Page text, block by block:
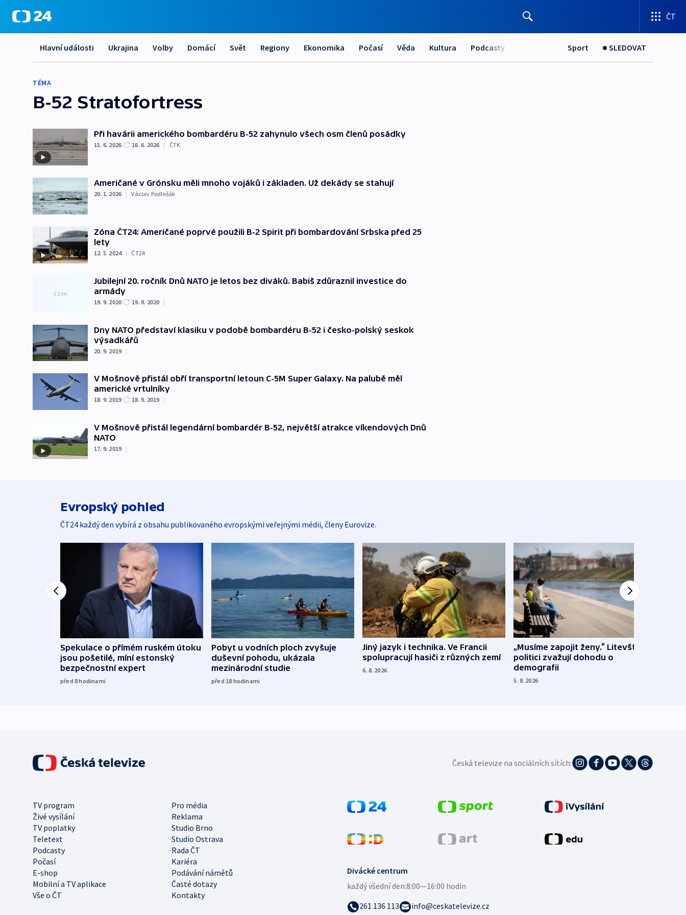
ČT
Hlavní události Ukrajina Volby Domácí Svět Regiony Ekonomika Počasí Věda Kultura Podcasty Sport SLEDOVAT
TÉMA
B-52 Stratofortress
Při havárii amerického bombardéru B-52 zahynulo všech osm členů posádky
15. 6. 2026 16. 6. 2026 | ČTK
Američané v Grónsku měli mnoho vojáků i základen. Už dekády se stahují
20. 1. 2026 | Václav Podlešák
Zóna ČT24: Američané poprvé použili B-2 Spirit při bombardování Srbska před 25
lety
12. 5. 2024 | ČT24
Jubilejní 20. ročník Dnů NATO je letos bez diváků. Babiš zdůraznil investice do
armády
19. 9. 2020 19. 9. 2020 |
Dny NATO představí klasiku v podobě bombardéru B-52 i česko-polský seskok
výsadkářů
20. 9. 2019 |
V Mošnově přistál obří transportní letoun C-5M Super Galaxy. Na palubě měl
americké vrtulníky
18. 9. 2019 18. 9. 2019 |
V Mošnově přistál legendární bombardér B-52, největší atrakce víkendových Dnů
NATO
17. 9. 2019 |
Evropský pohled
ČT24 každý den vybírá z obsahu publikovaného evropskými veřejnými médii, členy Eurovize.
Spekulace o přímém ruském útoku
jsou pošetilé, míní estonský
bezpečnostní expert
před 8hodinami
Pobyt u vodních ploch zvyšuje
duševní pohodu, ukázala
mezinárodní studie
před 18 hodinami
Jiný jazyk i technika. Ve Francii
spolupracují hasiči z různých zemí
6. 8. 2026
„Musíme zapojit ženy.“ Litevští
politici zvažují dohodu o
demografii
5. 8. 2026
Česká televize na sociálních sítích:
TV program
Pro média
Živé vysílání
Reklama
TV poplatky
Studio Brno
Teletext
Studio Ostrava
Podcasty
Rada ČT
Počasí
Kariéra
E-shop
Podávání námětů
Mobilní a TV aplikace
Časté dotazy
Vše o ČT
Kontakty
Divácké centrum
každý všední den:8:00—16:00 hodin
261 136 113
info@ceskatelevize.cz